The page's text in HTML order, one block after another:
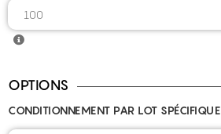
OPTIONS
CONDITIONNEMENT PAR LOT SPÉCIFIQUE